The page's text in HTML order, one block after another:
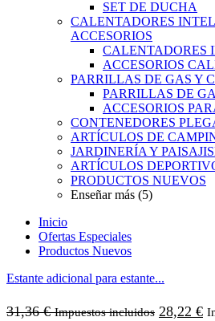
SET DE DUCHA
CALENTADORES
ACCESORIOS
CALENTADORES
ACCESORIOS
PARRILLAS DE GAS Y
PARRILLAS DE
ACCESORIOS
CONTENEDORES
ARTÍCULOS DE
JARDINERÍA Y
ARTÍCULOS
PRODUCTOS NUEVOS
Enseñar más (5)
Inicio
Ofertas Especiales
Productos Nuevos
Estante adicional para estante...
31,36€ Impuestos incluidos 28,22 €